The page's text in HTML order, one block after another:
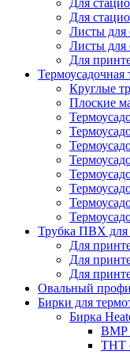
Для
Для
Листы
Листы
Для
Термоусадочная
Круглые
Плоские
Трубка ПВХ для
Для
Для
Для
Овальный
Бирки для
Бирка
BMP
THT